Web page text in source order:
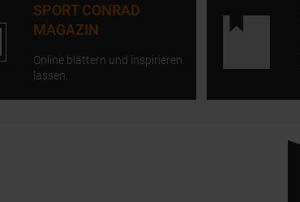
SPORT CONRAD
MAGAZIN
Online blättern und inspirieren
lassen.